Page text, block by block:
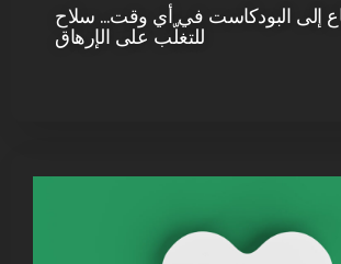
إلى البودكاست في أي وقت… سلاح
للتغلّب على الإرهاق